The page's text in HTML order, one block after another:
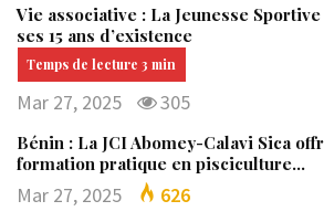
Vie associative : La Jeunesse
ses 15 ans d’existence
Mar 27, 2025 305
Bénin : La JCI Abomey-Calavi Sica
formation pratique en pisciculture…
Mar 27, 2025 626